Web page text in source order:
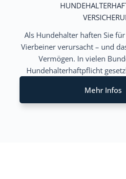
Als Hundehalter haften Sie
Vierbeiner verursacht – und
Vermögen. In vielen
Hundehalterhaftpflicht
Mehr Infos